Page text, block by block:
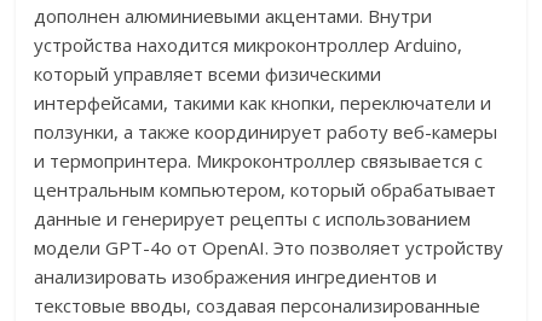
дополнен алюминиевыми акцентами. Внутри
устройства находится микроконтроллер Arduino,
который управляет всеми физическими
интерфейсами, такими как кнопки, переключатели и
ползунки, а также координирует работу веб-камеры
и термопринтера. Микроконтроллер связывается с
центральным компьютером, который обрабатывает
данные и генерирует рецепты с использованием
модели GPT-4o от OpenAI. Это позволяет устройству
анализировать изображения ингредиентов и
текстовые вводы, создавая персонализированные